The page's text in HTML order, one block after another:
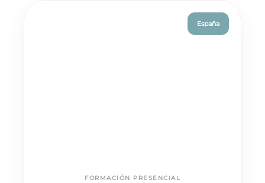
España
FORMACIÓN PRESENCIAL